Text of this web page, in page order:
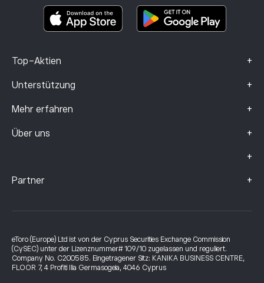
Top-Aktien +
Unterstützung +
Mehr erfahren +
Über uns +
+
Beschwerdedaten (FCA-Kunden)
Partner +
eToro (Europe) Ltd ist von der Cyprus Securities Exchange Commission
(CySEC) unter der Lizenznummer# 109/10 zugelassen und reguliert.
Company No. C200585. Eingetragener Sitz: KANIKA BUSINESS CENTRE,
FLOOR 7, 4 Profiti Ilia Germasogeia, 4046 Cyprus